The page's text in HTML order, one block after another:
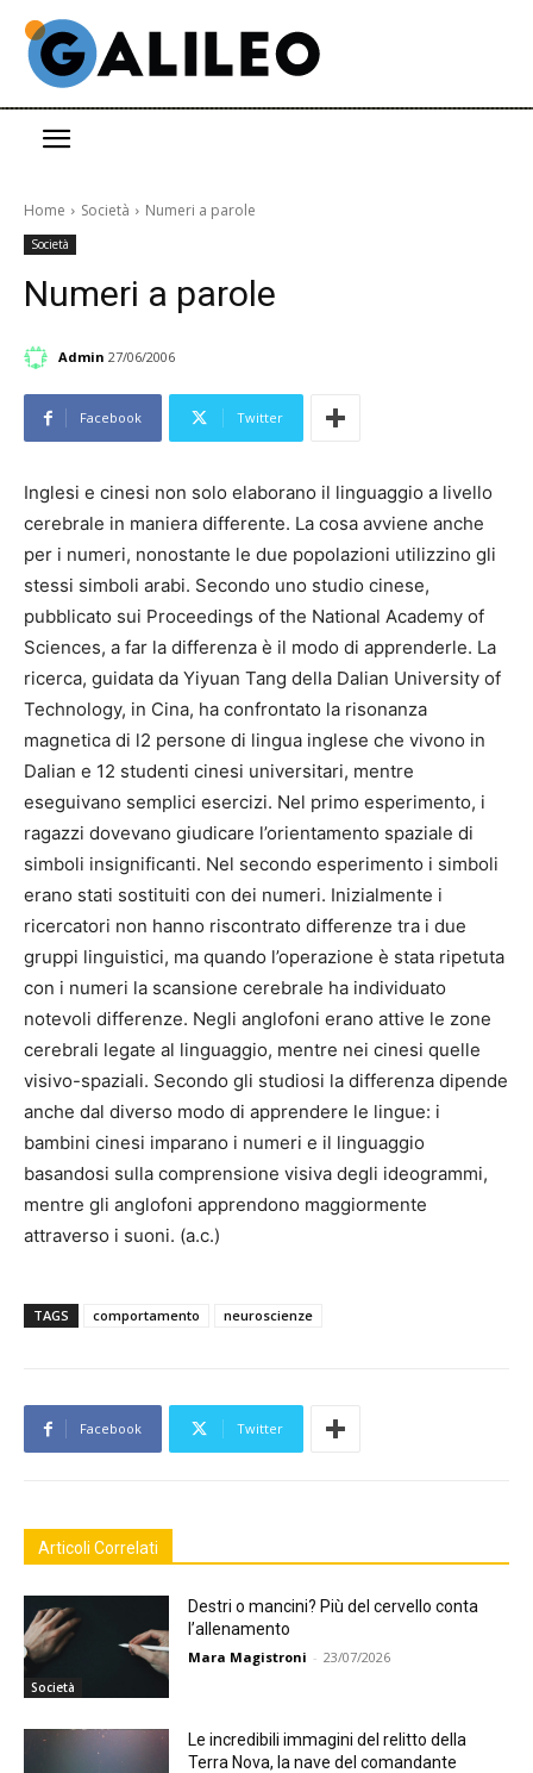
Home Società Numeri a parole
Società
Numeri a parole
Admin 27/06/2006
Facebook Twitter
Inglesi e cinesi non solo elaborano il linguaggio a livello
cerebrale in maniera differente. La cosa avviene anche
per i numeri, nonostante le due popolazioni utilizzino gli
stessi simboli arabi. Secondo uno studio cinese,
pubblicato sui Proceedings of the National Academy of
Sciences, a far la differenza è il modo di apprenderle. La
ricerca, guidata da Yiyuan Tang della Dalian University of
Technology, in Cina, ha confrontato la risonanza
magnetica di l2 persone di lingua inglese che vivono in
Dalian e 12 studenti cinesi universitari, mentre
eseguivano semplici esercizi. Nel primo esperimento, i
ragazzi dovevano giudicare l’orientamento spaziale di
simboli insignificanti. Nel secondo esperimento i simboli
erano stati sostituiti con dei numeri. Inizialmente i
ricercatori non hanno riscontrato differenze tra i due
gruppi linguistici, ma quando l’operazione è stata ripetuta
con i numeri la scansione cerebrale ha individuato
notevoli differenze. Negli anglofoni erano attive le zone
cerebrali legate al linguaggio, mentre nei cinesi quelle
visivo-spaziali. Secondo gli studiosi la differenza dipende
anche dal diverso modo di apprendere le lingue: i
bambini cinesi imparano i numeri e il linguaggio
basandosi sulla comprensione visiva degli ideogrammi,
mentre gli anglofoni apprendono maggiormente
attraverso i suoni. (a.c.)
TAGS comportamento neuroscienze
Facebook Twitter
Articoli Correlati
Società
Destri o mancini? Più del cervello conta
l’allenamento
Mara Magistroni - 23/07/2026
Le incredibili immagini del relitto della
Terra Nova, la nave del comandante